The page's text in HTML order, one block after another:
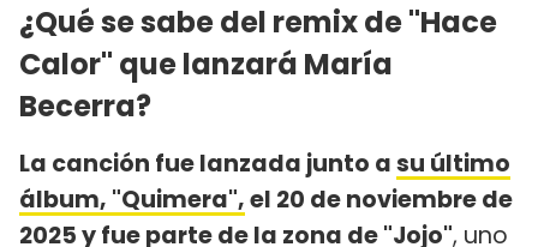
¿Qué se sabe del remix de "Hace
Calor" que lanzará María
Becerra?
La canción fue lanzada junto asu último
álbum, "Quimera",el 20 de noviembre de
2025 y fue parte de la zona de "Jojo", uno